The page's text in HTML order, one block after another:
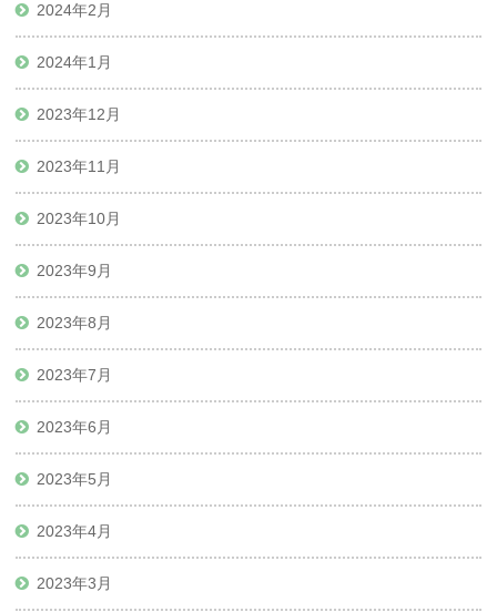
2024年2月
2024年1月
2023年12月
2023年11月
2023年10月
2023年9月
2023年8月
2023年7月
2023年6月
2023年5月
2023年4月
2023年3月